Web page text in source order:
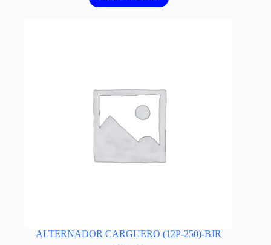
ALTERNADOR CARGUERO (12P-250)-BJR